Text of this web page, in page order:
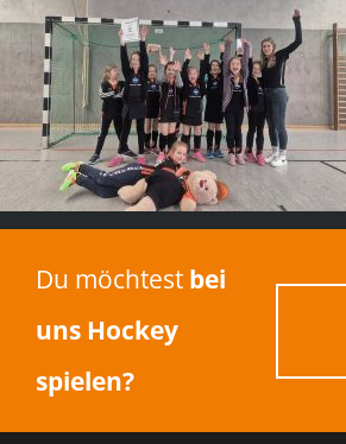
Du möchtest bei
uns Hockey
spielen?